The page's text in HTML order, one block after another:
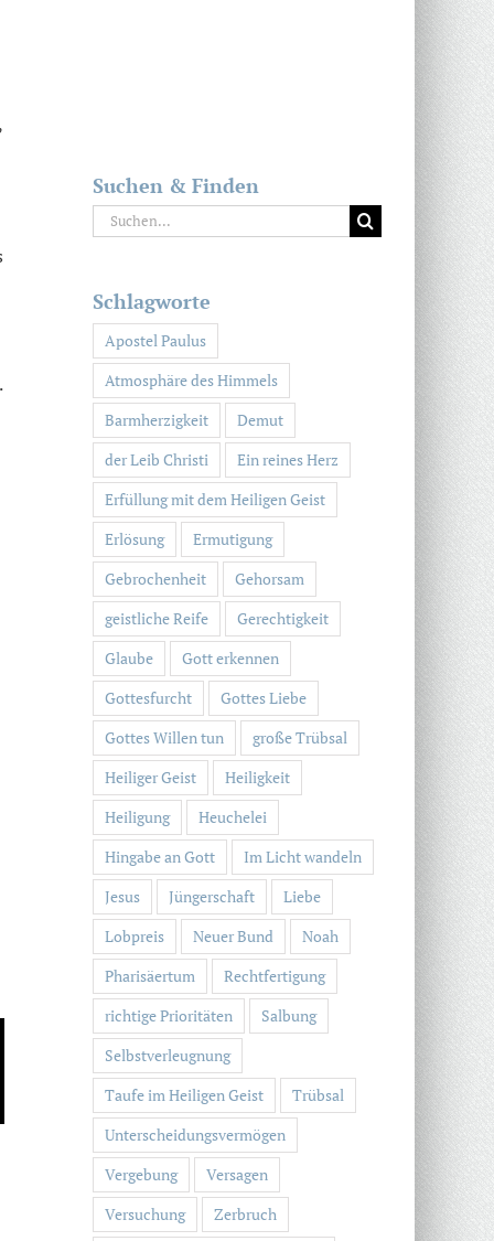
Suchen & Finden
Suche
nach:
Schlagworte
Apostel Paulus
Atmosphäre des Himmels
Barmherzigkeit
Demut
der Leib Christi
Ein reines Herz
Erfüllung mit dem Heiligen Geist
Erlösung
Ermutigung
Gebrochenheit
Gehorsam
geistliche Reife
Gerechtigkeit
Glaube
Gott erkennen
Gottesfurcht
Gottes Liebe
Gottes Willen tun
große Trübsal
Heiliger Geist
Heiligkeit
Heiligung
Heuchelei
Hingabe an Gott
Im Licht wandeln
Jesus
Jüngerschaft
Liebe
Lobpreis
Neuer Bund
Noah
Pharisäertum
Rechtfertigung
richtige Prioritäten
Salbung
Selbstverleugnung
Taufe im Heiligen Geist
Trübsal
Unterscheidungsvermögen
Vergebung
Versagen
Versuchung
Zerbruch